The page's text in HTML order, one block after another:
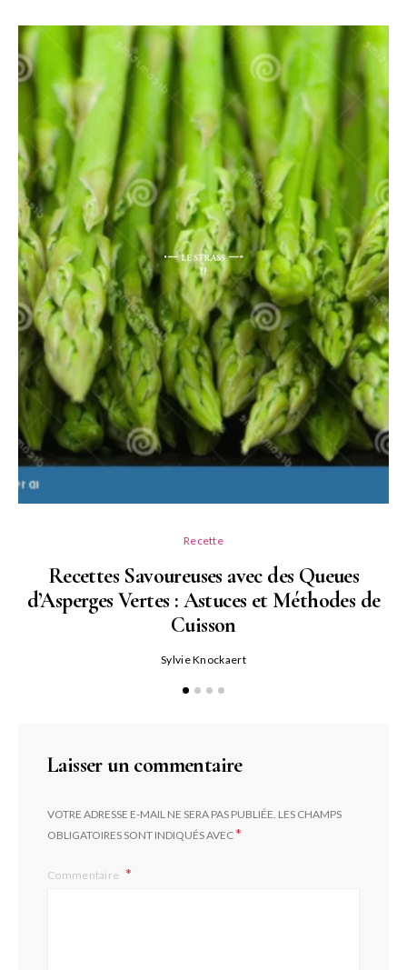
Recette
Recettes Savoureuses avec des Queues
d’Asperges Vertes : Astuces et Méthodes de
Cuisson
Sylvie Knockaert
Laisser un commentaire
VOTRE ADRESSE E-MAIL NE SERA PAS PUBLIÉE. LES CHAMPS
OBLIGATOIRES SONT INDIQUÉS AVEC*
Commentaire